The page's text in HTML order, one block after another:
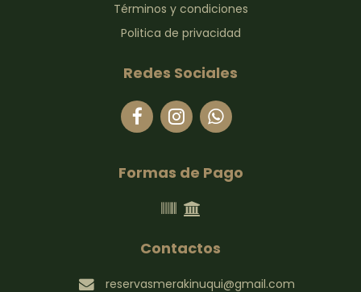
Términos y condiciones
Politica de privacidad
Redes Sociales
Formas de Pago
Contactos
reservasmerakinuqui@gmail.com